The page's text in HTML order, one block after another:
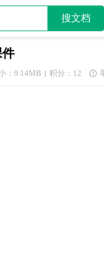
搜文档
件
：9.14MB 积分：12 